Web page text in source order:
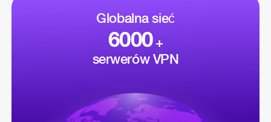
Globalna sieć
6000+
serwerów VPN